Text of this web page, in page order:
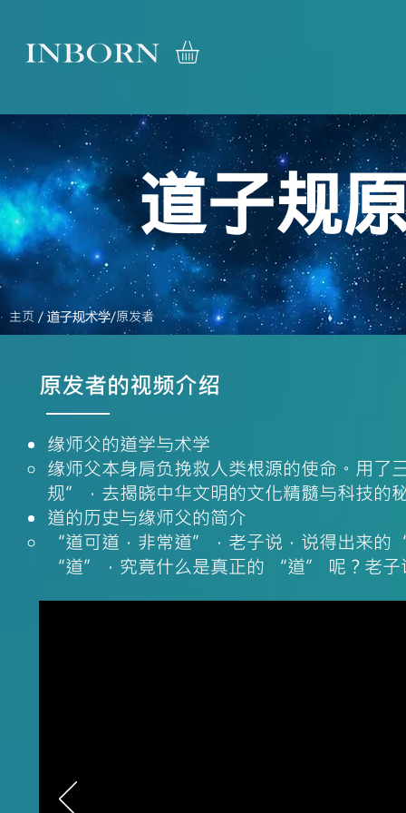
道子规
主页 / 道子规术学/原发者
​原发者的视频介绍
缘师父的道学与术学
缘师父本身肩负挽救人类根源的使命。用
规”，去揭晓中华文明的文化精髓与科技的
​道的历史与缘师父的简介
“道可道，非常道”，老子说，说得出来
“道”，究竟什么是真正的 “道” 呢？老